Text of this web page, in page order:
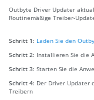
Outbyte Driver Updater
Routinemäßige Treiber-
Schritt 1: Laden Sie den
Schritt 2: Installieren Sie die
Schritt 3: Starten Sie die
Schritt 4: Der Driver Updater
Treibern